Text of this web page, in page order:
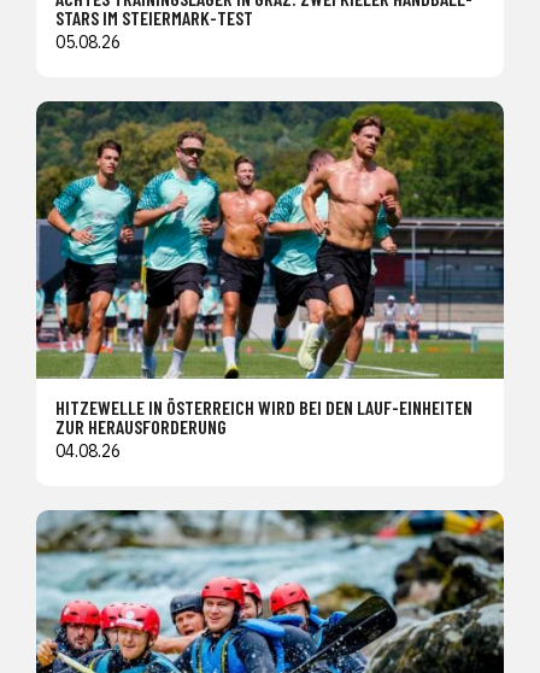
STARS IM STEIERMARK-TEST
05.08.26
HITZEWELLE IN ÖSTERREICH WIRD BEI DEN LAUF-EINHEITEN
ZUR HERAUSFORDERUNG
04.08.26